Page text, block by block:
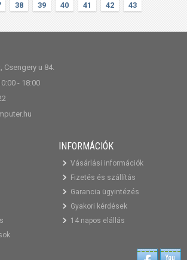
38 39 40 41 42 43
Csengery u 84.
- 18:00
INFORMÁCIÓK
Vásárlási információk
Fizetés és szállítás
Garancia ügyintézés
Gyakori kérdések
14 napos elállás